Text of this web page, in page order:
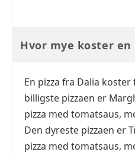
Hvor mye koster en
En pizza fra Dalia
billigste pizzaen er
pizza med tomatsaus,
Den dyreste pizzaen er
pizza med tomatsaus,